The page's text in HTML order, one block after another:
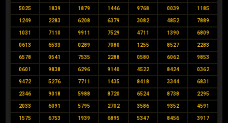
5025 1839 1879 1446 9768 0039 1185
1249 2283 6208 6379 3082 4852 7889
1031 7110 9911 7529 4711 1390 6809
0613 6533 0289 7080 1255 8527 2283
6578 0541 7535 2288 0580 6062 9853
0601 9838 6296 9140 4522 8424 0362
9472 5276 7711 1435 8418 3344 6831
2346 9018 5988 8720 6524 8738 2295
2033 6091 5795 2702 3586 9352 4591
1575 6753 1939 6895 5347 8456 3917